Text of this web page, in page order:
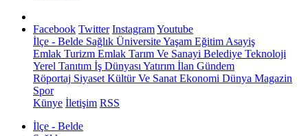
Facebook Twitter InstagramYoutube
İlçe - Belde Sağlık ÜniversiteYaşam Eğitim Asayiş
Emlak Turizm Emlak Tarım Ve Sanayi Belediye Teknoloji
Yerel Tanıtım İş Dünyası Yatırım İlan Gündem
Röportaj Siyaset Kültür Ve Sanat Ekonomi Dünya Magazin
Spor
Künye İletişim RSS
İlçe - Belde